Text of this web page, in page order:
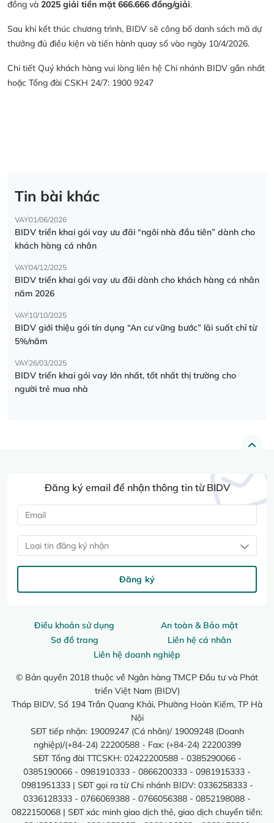
đồng và 2025 giải tiền mặt 666.666 đồng/giải.
Sau khi kết thúc chương trình, BIDV sẽ công bố danh sách mã dự
thưởng đủ điều kiện và tiến hành quay số vào ngày 10/4/2026.
Chi tiết Quý khách hàng vui lòng liên hệ Chi nhánh BIDV gần nhất
hoặc Tổng đài CSKH 24/7: 1900 9247
Tin bài khác
VAY01/06/2026
BIDV triển khai gói vay ưu đãi “ngôi nhà đầu tiên” dành cho
khách hàng cá nhân
VAY04/12/2025
BIDV triển khai gói vay ưu đãi dành cho khách hàng cá nhân
năm 2026
VAY10/10/2025
BIDV giới thiệu gói tín dụng “An cư vững bước” lãi suất chỉ từ
5%/năm
VAY26/03/2025
BIDV triển khai gói vay lớn nhất, tốt nhất thị trường cho
người trẻ mua nhà
Điều khoản sử dụng
An toàn & Bảo mật
Sơ đồ trang
Liên hệ cá nhân
Liên hệ doanh nghiệp
© Bản quyền 2018 thuộc về Ngân hàng TMCP Đầu tư và Phát
triển Việt Nam (BIDV)
Tháp BIDV, Số 194 Trần Quang Khải, Phường Hoàn Kiếm, TP Hà
Nội
SĐT tiếp nhận: 19009247 (Cá nhân)/ 19009248 (Doanh
nghiệp)/(+84-24) 22200588 - Fax: (+84-24) 22200399
SĐT Tổng đài TTCSKH: 02422200588 - 0385290066 -
0385190066 - 0981910333 - 0866200333 - 0981915333 -
0981951333 | SĐT gọi ra từ Chi nhánh BIDV: 0336258333 -
0336128333 - 0766069388 - 0766056388 - 0852198088 -
0822150068 | SĐT xác minh giao dịch thẻ, giao dịch chuyển tiền:
Đăng ký email để nhận thông tin từ BIDV
Loại tin đăng ký nhận
Đăng ký